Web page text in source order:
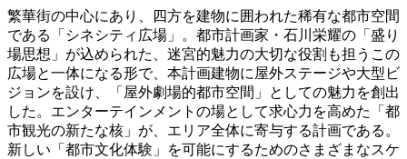
繁華街の中心にあり、四方を建物に囲われた稀有な都市空間
である「シネシティ広場」。都市計画家・石川栄耀の「盛り
場思想」が込められた、迷宮的魅力の大切な役割も担うこの
広場と一体になる形で、本計画建物に屋外ステージや大型ビ
ジョンを設け、「屋外劇場的都市空間」としての魅力を創出
した。エンターテインメントの場として求心力を高めた「都
市観光の新たな核」が、エリア全体に寄与する計画である。
新しい「都市文化体験」を可能にするためのさまざまなスケ